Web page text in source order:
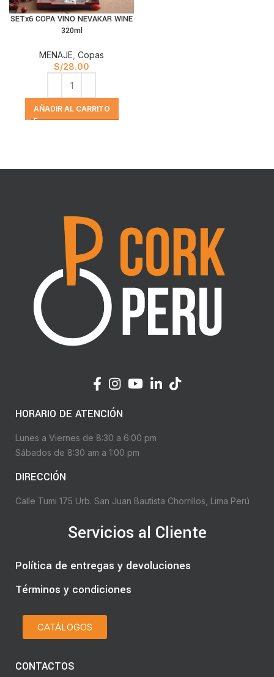
SETx6 COPA VINO NEVAKAR WINE
320ml
MENAJE Copas
S/28.00
AÑADIR AL CARRITO
HORARIO DE ATENCIÓN
Lunes a Viernes de 8:30 a 6:00 pm
Sábados de 8:30 am a 1:00 pm
DIRECCIÓN
Calle Tumi 175 Urb. San Juan Bautista Chorrillos, Lima Perú
Servicios al Cliente
Política de entregas y devoluciones
Términos y condiciones
CATÁLOGOS
CONTACTOS